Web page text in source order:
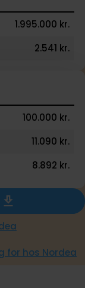
1.995.000 kr.
2.541 kr.
100.000 kr.
11.090 kr.
8.892 kr.
for hos Nordea